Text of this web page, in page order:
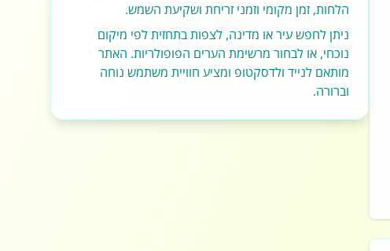
הלחות, זמן מקומי וזמני זריחת ושקיעת השמש.
ניתן לחפש עיר או מדינה, לצפות בתחזית לפי מיקום
נוכחי, או לבחור מרשימת הערים הפופולריות. האתר
מותאם לנייד ולדסקטופ ומציע חוויית משתמש נוחה
וברורה.